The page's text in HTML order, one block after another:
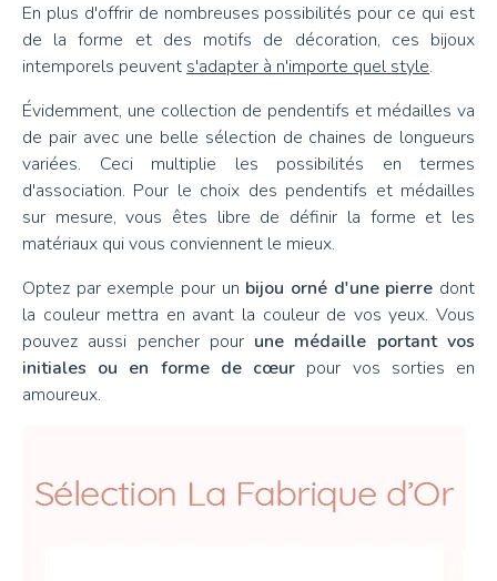
En plus d'offrir de nombreuses possibilités pour ce qui est
de la forme et des motifs de décoration, ces bijoux
intemporels peuvent s'adapter à n'importe quel style.
Évidemment, une collection de pendentifs et médailles va
de pair avec une belle sélection de chaines de longueurs
variées. Ceci multiplie les possibilités en termes
d'association. Pour le choix des pendentifs et médailles
sur mesure, vous êtes libre de définir la forme et les
matériaux qui vous conviennent le mieux.
Optez par exemple pour un bijou orné d'une pierre dont
la couleur mettra en avant la couleur de vos yeux. Vous
pouvez aussi pencher pour une médaille portant vos
initiales ou en forme de cœur pour vos sorties en
amoureux.